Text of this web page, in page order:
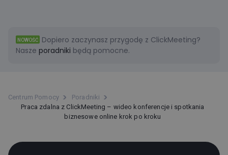
NOWOŚĆ
Dopiero zaczynasz przygodę z ClickMeeting?
Nasze poradniki będą pomocne.
Centrum Pomocy
Poradniki
Praca zdalna z ClickMeeting – wideo konferencje i spotkania
biznesowe online krok po kroku